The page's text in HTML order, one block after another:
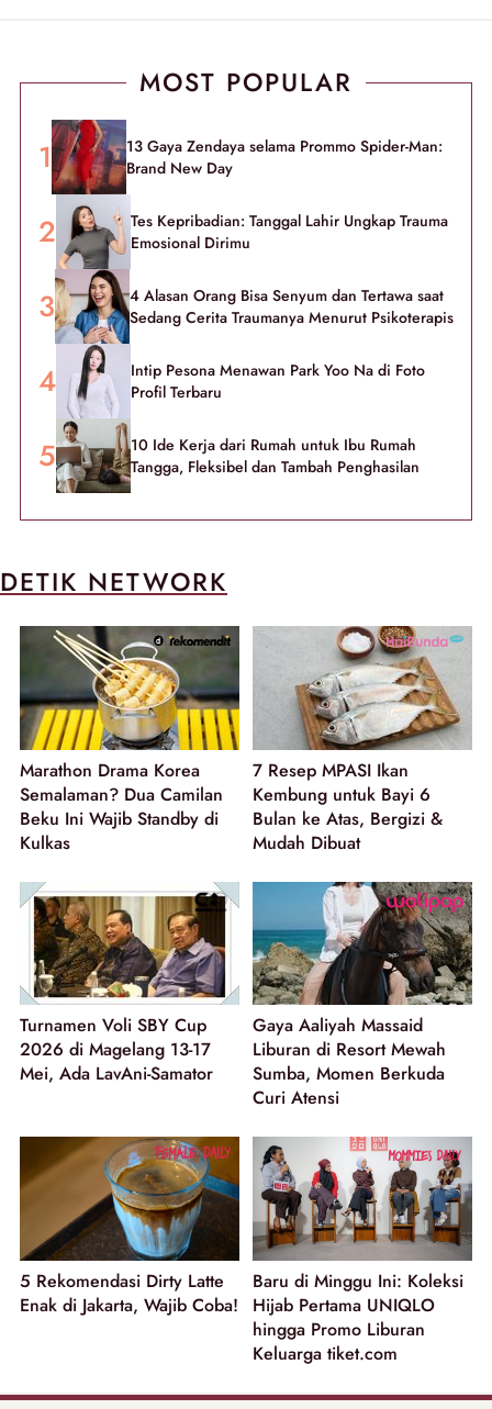
MOST POPULAR
13 Gaya Zendaya selama Prommo Spider-Man:
Brand New Day
Tes Kepribadian: Tanggal Lahir Ungkap Trauma
Emosional Dirimu
4 Alasan Orang Bisa Senyum dan Tertawa saat
Sedang Cerita Traumanya Menurut Psikoterapis
Intip Pesona Menawan Park Yoo Na di Foto
Profil Terbaru
10 Ide Kerja dari Rumah untuk Ibu Rumah
Tangga, Fleksibel dan Tambah Penghasilan
DETIK NETWORK
Marathon Drama Korea
Semalaman? Dua Camilan
Beku Ini Wajib Standby di
Kulkas
7 Resep MPASI Ikan
Kembung untuk Bayi 6
Bulan ke Atas, Bergizi &
Mudah Dibuat
Turnamen Voli SBY Cup
2026 di Magelang 13-17
Mei, Ada LavAni-Samator
Gaya Aaliyah Massaid
Liburan di Resort Mewah
Sumba, Momen Berkuda
Curi Atensi
5 Rekomendasi Dirty Latte
Enak di Jakarta, Wajib Coba!
Baru di Minggu Ini: Koleksi
Hijab Pertama UNIQLO
hingga Promo Liburan
Keluarga tiket.com